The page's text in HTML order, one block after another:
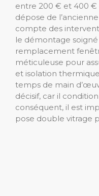
entre 200 € et 400 €
dépose de
compte des
le démontage
remplacement
méticuleuse pour
et isolation
temps de main
décisif, car il
conséquent, il est
pose double vitrage